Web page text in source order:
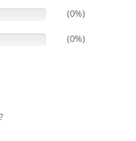
(0%)
(0%)